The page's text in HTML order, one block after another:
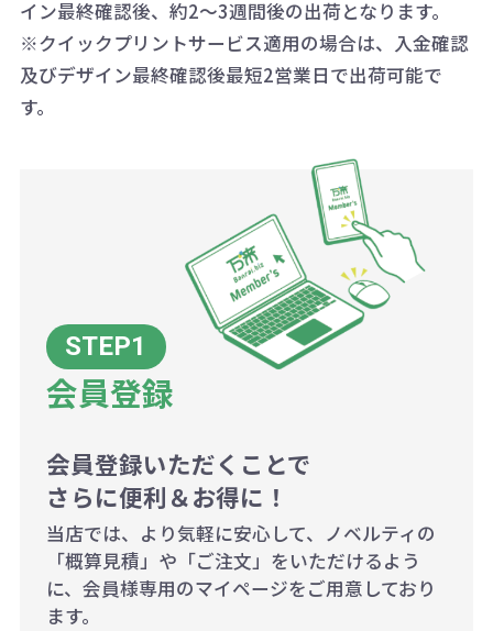
除く平日）
い場合は、単価計算ではなく、印刷
代の基本料金を一式頂戴する場合が
ございます。
商品や印刷方法によって異なります
ので、予めご了承ください。
例：200個未満（1式：18,000円）
200個~499個の場合：42円（1個
当たり）
500個~999個の場合：35円（1個
1,000個以上：28円（1個当た
り）
大限努力いたします。
イン最終確認後、約2～3週間後の出荷となります。
※クイックプリントサービス適用の場合は、入金確認
及びデザイン最終確認後最短2営業日で出荷可能で
す。
会員登録
会員登録いただくことで
さらに便利＆お得に！
当店では、より気軽に安心して、ノベルティの
「概算見積」や「ご注文」をいただけるよう
に、会員様専用のマイページをご用意しており
ます。